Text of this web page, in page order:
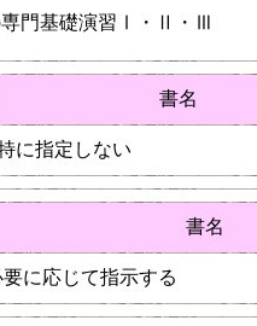
専門基礎演習Ⅰ・Ⅱ・Ⅲ
書名
に指定しない
書名
要に応じて指示する